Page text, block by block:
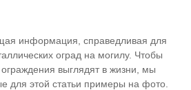
информация, справедливая для
оград на могилу. Чтобы
ограждения выглядят в жизни, мы
для этой статьи примеры на фото.